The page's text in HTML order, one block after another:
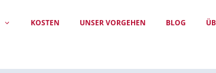
KOSTEN UNSER VORGEHEN BLOG